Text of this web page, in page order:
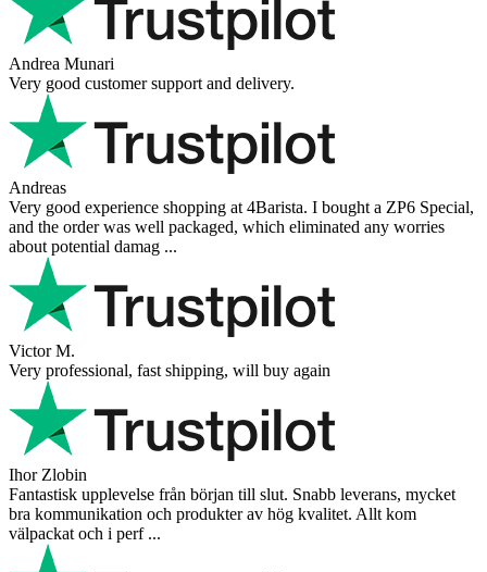
Andrea Munari
Very good customer support and delivery.
Andreas
Very good experience shopping at 4Barista. I bought a ZP6 Special,
and the order was well packaged, which eliminated any worries
about potential damag ...
Victor M.
Very professional, fast shipping, will buy again
Ihor Zlobin
Fantastisk upplevelse från början till slut. Snabb leverans, mycket
bra kommunikation och produkter av hög kvalitet. Allt kom
välpackat och i perf ...